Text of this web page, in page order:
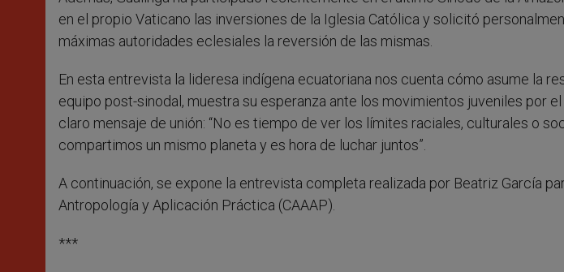
en el propio Vaticano las inversiones de la Iglesia Católica y solicitó
máximas autoridades eclesiales la reversión de las mismas.
En esta entrevista la lideresa indígena ecuatoriana nos cuenta cómo asume la
equipo post-sinodal, muestra su esperanza ante los movimientos juveniles por
claro mensaje de unión: “No es tiempo de ver los límites raciales, culturales o
compartimos un mismo planeta y es hora de luchar juntos”.
A continuación, se expone la entrevista completa realizada por Beatriz García
Antropología y Aplicación Práctica (CAAAP).
***